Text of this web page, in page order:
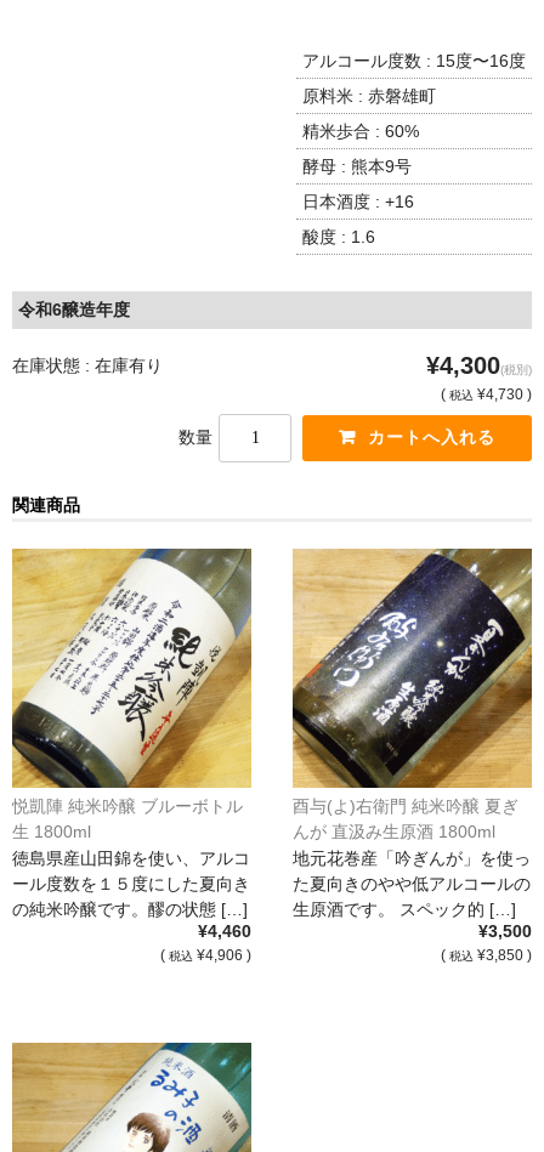
小鹿 小鹿酒造（鹿児島県鹿屋市)
明るい農村 霧島町蒸留所（鹿児島県霧島市）
鶴見 大石酒造（鹿児島県阿久根市）
France/ﾌﾗﾝｽ
France Champagne /ﾌﾗﾝｽ・ｼｬﾝﾊﾟｰﾆｭ
Petitjean Pienne（ﾌﾟﾁｼﾞｬﾝ･ﾋﾟｴﾝﾇ）
Pattes Loup（ﾊﾟｯﾄ・ﾙｰ）
Marcel Lapierre（ﾏﾙｾﾙ・ﾗﾋﾟｴｰﾙ）
Philippe Jambon（ﾌｨﾘｯﾌﾟ･ｼﾞｬﾝﾎﾞﾝ）
Roblet Monnot（ﾛﾌﾞﾚ･ﾓﾉ）
France Cotes du Rhone /ﾌﾗﾝｽ･ｺｰﾄ･ﾃﾞｭ･ﾛｰﾇ
Les Vignerons d’Estezargues（ｴｽﾃｻﾞﾙｸﾞ協同組合）
Les Champs Libres（ﾚ･ｼｬﾝ･ﾘｰﾌﾞﾙ）
France Languedoc Roussillon / ﾗﾝｸﾞ･ﾄﾞｯｸ･ﾙｰｼｮﾝ
Mas Bres（ﾏｽ･ﾌﾞﾚｽ）
France Loire/ﾌﾗﾝｽ・ﾛﾜｰﾙ
Domaine des Bois Lucas（ﾄﾞﾒｰﾇ･ﾃﾞ･ﾎﾞｱ･ﾙｶ）
アルコール度数 : 15度〜16度
原料米 : 赤磐雄町
精米歩合 : 60%
酵母 : 熊本9号
日本酒度 : +16
酸度 : 1.6
令和6醸造年度
在庫状態 : 在庫有り ¥4,300(税別)
( 税込 ¥4,730 )
数量
関連商品
悦凱陣 純米吟醸 ブルーボトル
生 1800ml
徳島県産山田錦を使い、アルコ
ール度数を１５度にした夏向き
の純米吟醸です。醪の状態 […]
¥4,460
( 税込 ¥4,906 )
酉与(よ)右衛門 純米吟醸 夏ぎ
んが 直汲み生原酒 1800ml
地元花巻産「吟ぎんが」を使っ
た夏向きのやや低アルコールの
生原酒です。 スペック的 […]
¥3,500
( 税込 ¥3,850 )